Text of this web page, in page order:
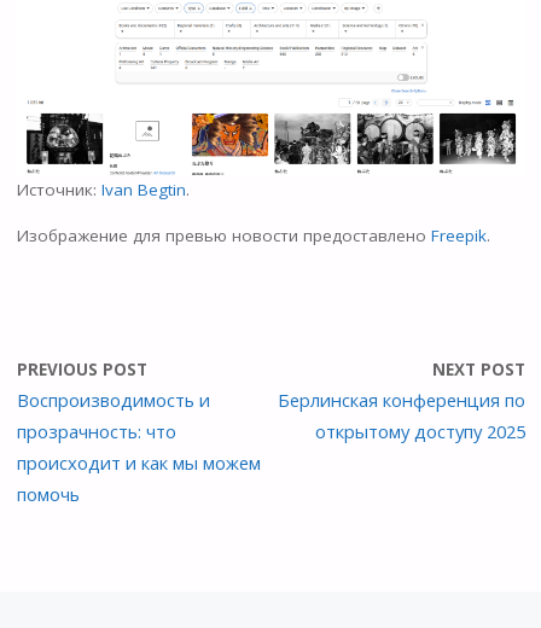
Источник: Ivan Begtin.
Изображение для превью новости предоставлено Freepik.
PREVIOUS POST
Воспроизводимость и
прозрачность: что
происходит и как мы можем
помочь
NEXT POST
Берлинская конференция по
открытому доступу 2025